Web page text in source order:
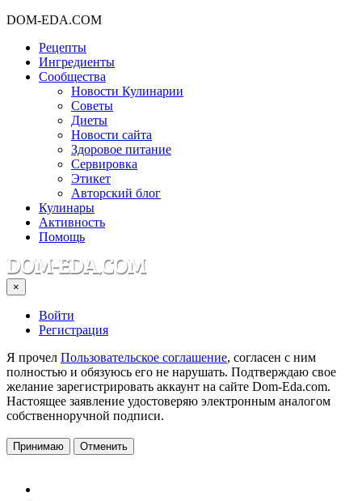
DOM-EDA.COM
Рецепты
Ингредиенты
Сообщества
Новости Кулинарии
Советы
Диеты
Новости сайта
Здоровое питание
Сервировка
Этикет
Авторский блог
Кулинары
Активность
Помощь
×
Войти
Регистрация
Я прочел Пользовательское соглашение, согласен с ним
полностью и обязуюсь его не нарушать. Подтверждаю свое
желание зарегистрировать аккаунт на сайте Dom-Eda.com.
Настоящее заявление удостоверяю электронным аналогом
собственноручной подписи.
Принимаю Отменить